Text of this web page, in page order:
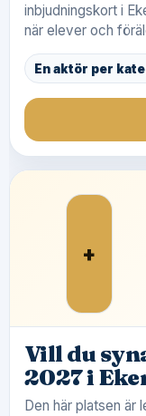
inbjudningskort i
när elever och
En aktör per
+
Vill du
2027 i
Den här platsen är